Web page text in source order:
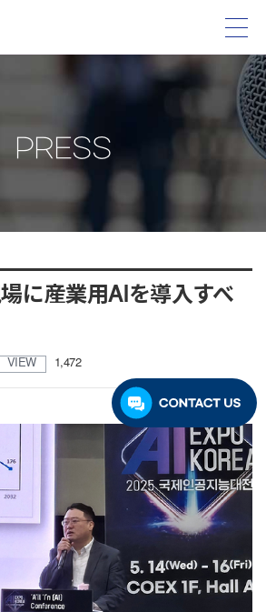
PRESS
に産業用AIを導入すべ
VIEW 1,472